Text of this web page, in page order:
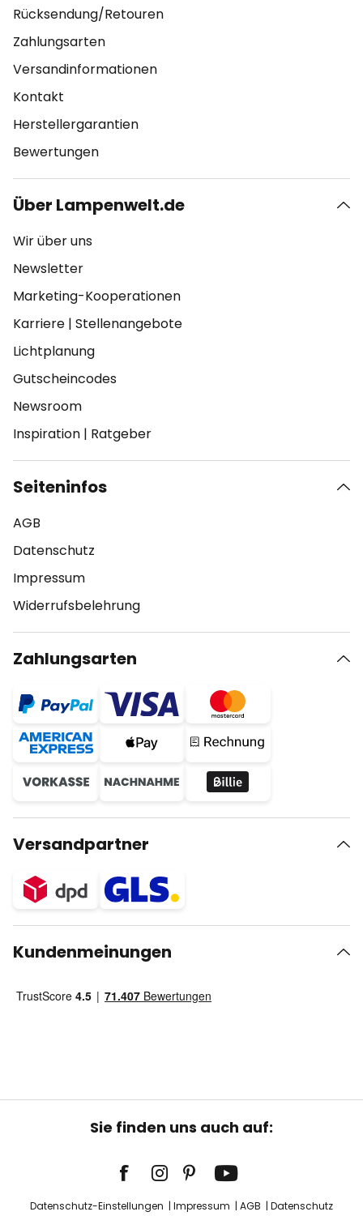
Rücksendung/Retouren
Zahlungsarten
Versandinformationen
Kontakt
Herstellergarantien
Bewertungen
Über Lampenwelt.de
Wir über uns
Newsletter
Marketing-Kooperationen
Karriere | Stellenangebote
Lichtplanung
Gutscheincodes
Newsroom
Inspiration | Ratgeber
Seiteninfos
AGB
Datenschutz
Impressum
Widerrufsbelehrung
Zahlungsarten
Versandpartner
Kundenmeinungen
Sie finden uns auch auf:
Datenschutz-Einstellungen Impressum AGB Datenschutz